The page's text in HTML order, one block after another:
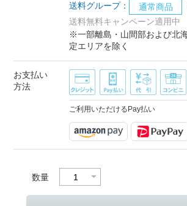
送料グループ：
通常商品
送料無料キャンペーン適用中
※一部離島・山間部および北
定エリアを除く
お支払い
方法
ご利用いただけるPay払い
数量